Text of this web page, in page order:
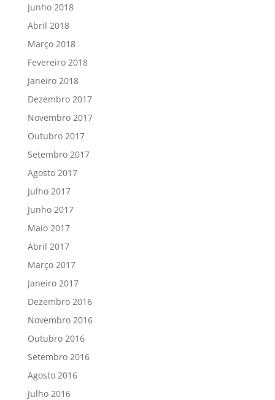
Junho 2018
Abril 2018
Março 2018
Fevereiro 2018
Janeiro 2018
Dezembro 2017
Novembro 2017
Outubro 2017
Setembro 2017
Agosto 2017
Julho 2017
Junho 2017
Maio 2017
Abril 2017
Março 2017
Janeiro 2017
Dezembro 2016
Novembro 2016
Outubro 2016
Setembro 2016
Agosto 2016
Julho 2016